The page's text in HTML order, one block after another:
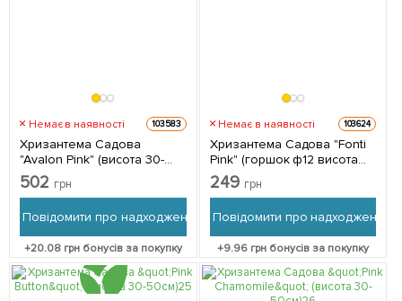
Немає в наявності 103583
Хризантема Садова
"Avalon Pink" (висота 30-
50см) 1 саджанець в
упаковці
502 грн
Повідомити про надходження
+20.08грн бонусів за покупку
Немає в наявності 103624
Хризантема Садова "Fonti
Pink" (горшок ф12 висота
20-30см)
249 грн
Повідомити про надходження
+9.96 грн бонусів за покупку